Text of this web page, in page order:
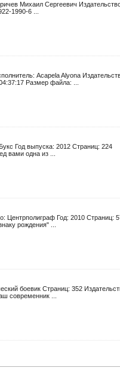
Михаил Сергеевич
1990-6 ...
Acapela Alyona
Размер файла: ...
Год выпуска: 2012 Страниц: 224
вами одна из ...
Центрполиграф Год: 2010 Страниц:
рождения" ...
боевик Страниц: 352
современник ...